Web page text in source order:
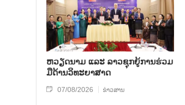
ຫວຽດ​ນາມ ແລະ ລາວ​ຊຸກ​ຍູ້​ການ​ຮ່ວມ​
ມື​ດ້ານວ​ິ​ທະ​ຍາ​ສາດ
07/08/2026 ຂ່າວສານ